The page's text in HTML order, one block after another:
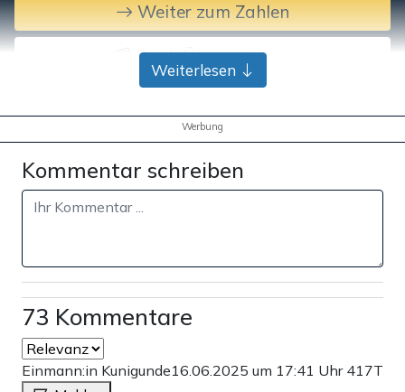
Weiter zum Zahlen
Bank-Überweisung
Weiterlesen
Werbung
Kommentar schreiben
73 Kommentare
Einmann:in Kunigunde16.06.2025 um 17:41 Uhr 417T